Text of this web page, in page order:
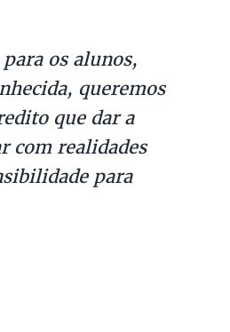
os alunos,
queremos
que dar a
com realidades
para